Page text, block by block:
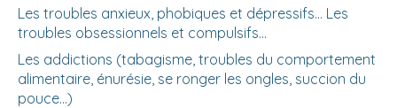
Les troubles anxieux, phobiques et dépressifs... Les
troubles obsessionnels et compulsifs...
Les addictions (tabagisme, troubles du comportement
alimentaire, énurésie, se ronger les ongles, succion du
pouce…)